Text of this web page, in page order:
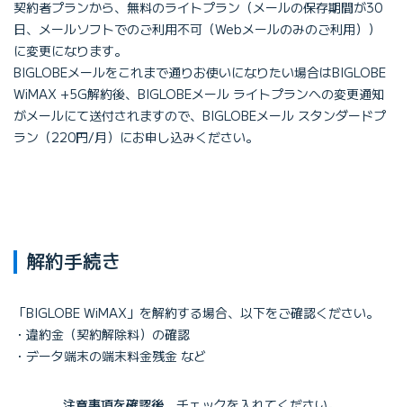
契約者プランから、無料のライトプラン（メールの保存期間が30
日、メールソフトでのご利用不可（Webメールのみのご利用））
に変更になります。
BIGLOBEメールをこれまで通りお使いになりたい場合はBIGLOBE
WiMAX +5G解約後、BIGLOBEメール ライトプランへの変更通知
がメールにて送付されますので、BIGLOBEメール スタンダードプ
ラン（220円/月）にお申し込みください。
解約手続き
「BIGLOBE WiMAX」を解約する場合、以下をご確認ください。
違約金（契約解除料）の確認
データ端末の端末料金残金 など